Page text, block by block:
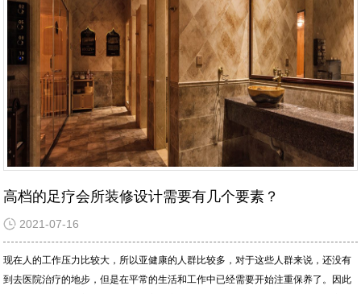
高档的足疗会所装修设计需要有几个要素？
2021-07-16
现在人的工作压力比较大，所以亚健康的人群比较多，对于这些人群来说，还没有
到去医院治疗的地步，但是在平常的生活和工作中已经需要开始注重保养了。因此